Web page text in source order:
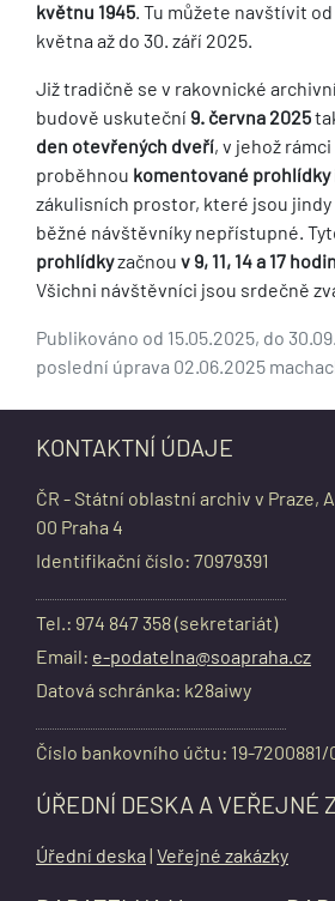
květnu 1945. Tu můžete navštívit od
května až do 30. září 2025.
Již tradičně se v rakovnické archivní
budově uskuteční 9. června 2025
den otevřených dveří, v jehož rámci
proběhnou komentované prohlídky
zákulisních prostor, které jsou jindy
běžné návštěvníky nepřístupné.
prohlídkyzačnou v 9, 11, 14 a 17 hodin
Všichni návštěvníci jsou srdečně
Publikováno od 15.05.2025, do
poslední úprava 02.06.2025
KONTAKTNÍ ÚDAJE
ČR - Státní oblastní archiv v Praze,
00 Praha 4
Identifikační číslo: 70979391
Tel.: 974 847 358 (sekretariát)
Email: e-podatelna@soapraha.cz
Datová schránka: k28aiwy
Číslo bankovního účtu: 19-7200881/
ÚŘEDNÍ DESKA A VEŘEJNÉ
Úřední deska | Veřejné zakázky